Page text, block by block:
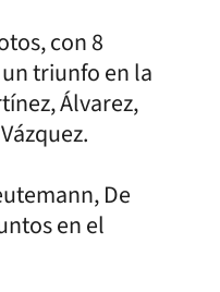
con 8
triunfo en la
Álvarez,
De
en el